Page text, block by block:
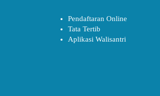
Pendaftaran Online
Tata Tertib
Aplikasi Walisantri